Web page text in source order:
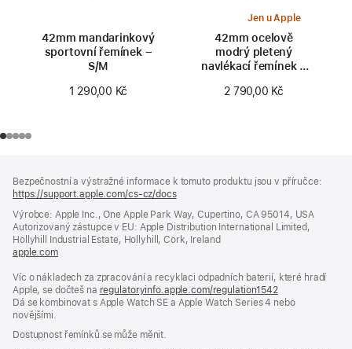
42mm mandarinkový
sportovní řemínek –
S/M
1 290,00 Kč
Jen u Apple
42mm ocelově
modrý pletený
navlékací řemínek –
2 790,00 Kč
Bezpečnostní a výstražné informace k tomuto produktu jsou v příručce:
https://support.apple.com/cs-cz/docs(otevře
v novém
okně)
Výrobce: Apple Inc., One Apple Park Way, Cupertino, CA 95014, USA
Autorizovaný zástupce v EU: Apple Distribution International Limited,
Hollyhill Industrial Estate, Hollyhill, Cork, Ireland
apple.com(otevře
v novém
okně)
Víc o nákladech za zpracování a recyklaci odpadních baterií, které hradí
Apple, se dočteš na regulatoryinfo.apple.com/regulation1542(otevře
se
Dá se kombinovat s Apple Watch SE a Apple Watch Series 4 nebo
novějšími.
Dostupnost řemínků se může měnit.